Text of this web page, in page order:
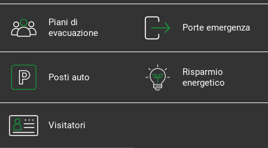
Piani di
evacuazione
Porte emergenza
Posti auto
Risparmio
energetico
Visitatori